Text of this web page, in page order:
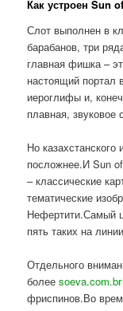
Как устроен Sun
Слот выполнен в
барабанов, три
главная фишка –
настоящий портал
иероглифы и,
плавная, звуковое
Но
посложнее.И Sun
– классические
тематические
Нефертити.Самый
пять таких на
Отдельного
болееsoeva.com.br
фриспинов.Во